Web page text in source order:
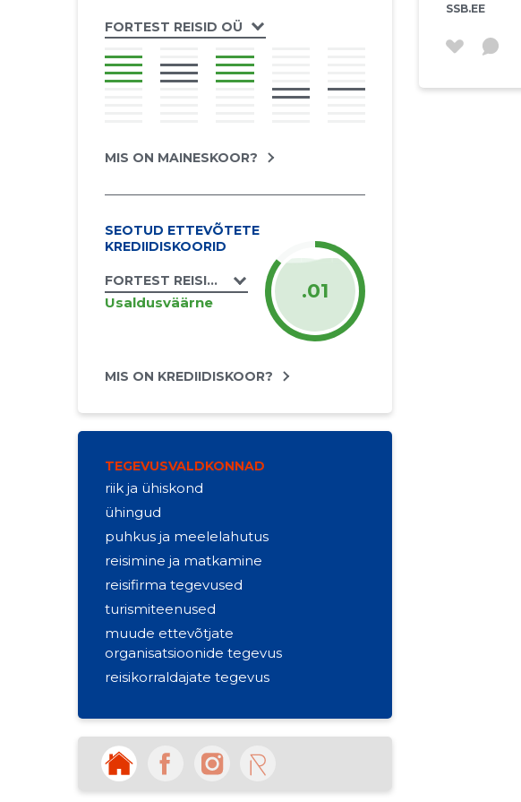
FORTEST REISID OÜ
MIS ON MAINESKOOR?
SEOTUD ETTEVÕTETE
KREDIIDISKOORID
FORTEST REISID OÜ
Usaldusväärne .01
MIS ON KREDIIDISKOOR?
TEGEVUSVALDKONNAD
riik ja ühiskond
ühingud
puhkus ja meelelahutus
reisimine ja matkamine
reisifirma tegevused
turismiteenused
muude ettevõtjate
organisatsioonide tegevus
reisikorraldajate tegevus
SSB.EE